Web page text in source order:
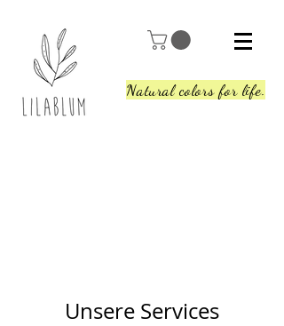
Natural colors for life.
Unsere Services